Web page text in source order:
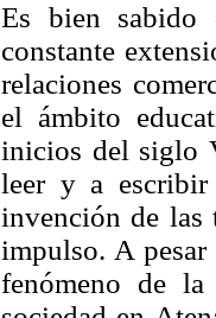
Es bien sabido
constante
relaciones
el ámbito
inicios del siglo
leer y a escribir
invención de las
impulso. A
fenómeno de